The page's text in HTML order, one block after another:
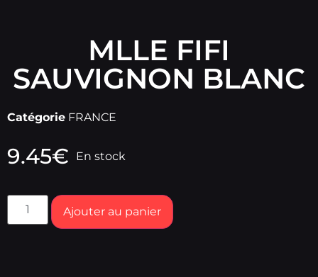
MLLE FIFI
SAUVIGNON BLANC
Catégorie FRANCE
9.45€ En stock
Ajouter au panier